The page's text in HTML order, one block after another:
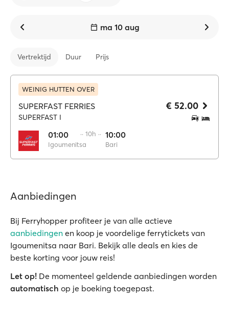
ma 10 aug
Vertrektijd Duur Prijs
WEINIG HUTTEN OVER
SUPERFAST FERRIES
SUPERFAST I
01:00
Igoumenitsa
·· 10h ·· 10:00
Bari
€ 52.00
Aanbiedingen
Bij Ferryhopper profiteer je van alle actieve
aanbiedingen en koop je voordelige ferrytickets van
Igoumenitsa naar Bari. Bekijk alle deals en kies de
beste korting voor jouw reis!
Let op! De momenteel geldende aanbiedingen worden
automatisch op je boeking toegepast.